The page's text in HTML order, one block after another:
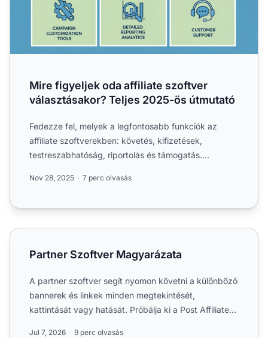
Mire figyeljek oda affiliate szoftver
választásakor? Teljes 2025-ös útmutató
Fedezze fel, melyek a legfontosabb funkciók az
affiliate szoftverekben: követés, kifizetések,
testreszabhatóság, riportolás és támogatás.
Nov 28, 2025 7 perc olvasás
Partner Szoftver Magyarázata
Partner Szoftver Magyarázata
A partner szoftver segít nyomon követni a különböző
bannerek és linkek minden megtekintését,
kattintását vagy hatását. Próbálja ki a Post Affiliate
Jul 7, 2026 9 perc olvasás